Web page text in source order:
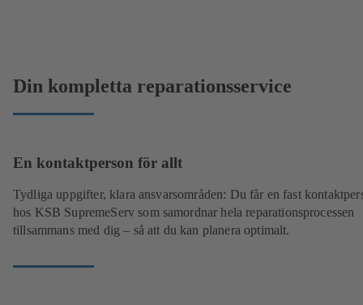
Din kompletta reparationsservice
En kontaktperson för allt
Tydliga uppgifter, klara ansvarsområden: Du får en fast
hos KSB SupremeServ som samordnar hela reparationsprocessen
tillsammans med dig – så att du kan planera optimalt.